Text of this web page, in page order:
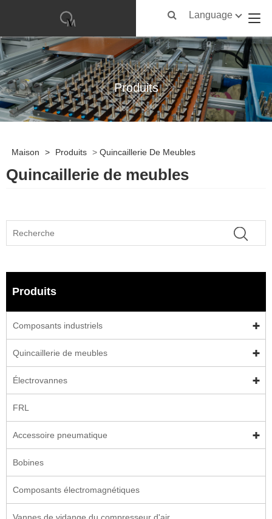
Language
Produits
Maison > Produits > Quincaillerie De Meubles
Quincaillerie de meubles
Produits
Composants industriels
Quincaillerie de meubles
Électrovannes
FRL
Accessoire pneumatique
Bobines
Composants électromagnétiques
Vannes de vidange du compresseur d'air